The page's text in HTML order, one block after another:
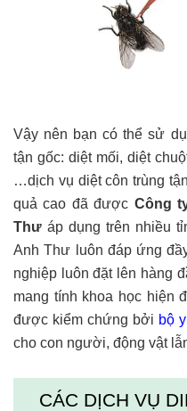
Vậy nên bạn có thể sử
tận gốc: diệt mối, diệt
…dịch vụ diệt côn trùng
quả cao đã được Công
Thư áp dụng trên nhiều
Anh Thư luôn đáp ứng
nghiệp luôn đặt lên hàng
mang tính khoa học hiện
được kiểm chứng bởi bộ
cho con người, động vật
CÁC DỊCH VỤ